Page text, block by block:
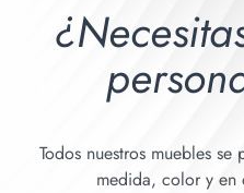
Todos nuestros muebles
medida, color y en